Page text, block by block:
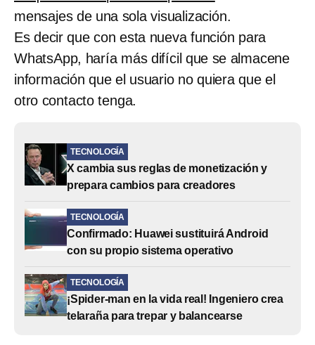
mensajes de una sola visualización.
Es decir que con esta nueva función para
WhatsApp, haría más difícil que se almacene
información que el usuario no quiera que el
otro contacto tenga.
TECNOLOGÍA
X cambia sus reglas de monetización y
prepara cambios para creadores
TECNOLOGÍA
Confirmado: Huawei sustituirá Android
con su propio sistema operativo
TECNOLOGÍA
¡Spider-man en la vida real! Ingeniero crea
telaraña para trepar y balancearse